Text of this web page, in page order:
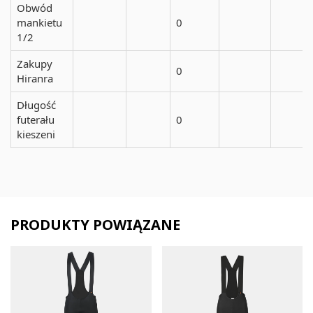
Obwód
mankietu
1/2
0
Zakupy
Hiranra
0
Długość
futerału
kieszeni
0
PRODUKTY POWIĄZANE